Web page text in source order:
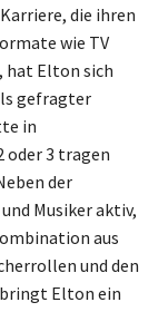
die ihren
wie TV
hat Elton sich
gefragter
in
oder 3 tragen
der
Musiker aktiv,
aus
und den
Elton ein